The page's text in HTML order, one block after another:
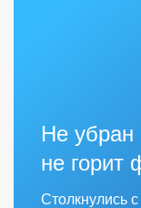
Не убран
не горит
Столкнулись